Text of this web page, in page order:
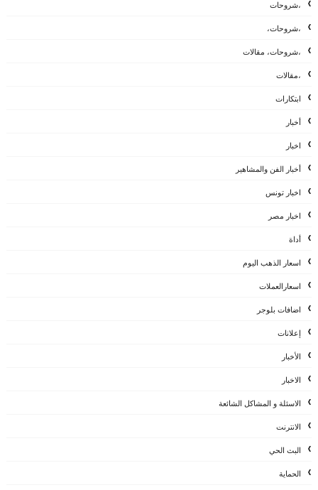
،شروحات
،شروحات،
،شروحات، مقالات
،مقالات
ابتكارات
أخبار
اخبار
أخبار الفن والمشاهير
اخبار تونس
اخبار مصر
أداة
اسعار الذهب اليوم
اسعارالعملات
اضافات بلوجر
إعلانات
الأخبار
الاخبار
الاسئلة و المشاكل الشائعة
الانترنت
البث الحي
الحماية